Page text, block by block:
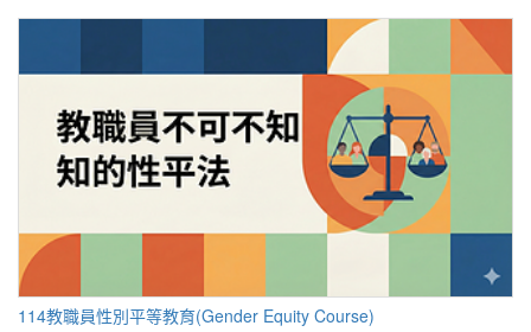
114教職員性別平等教育(Gender Equity Course)